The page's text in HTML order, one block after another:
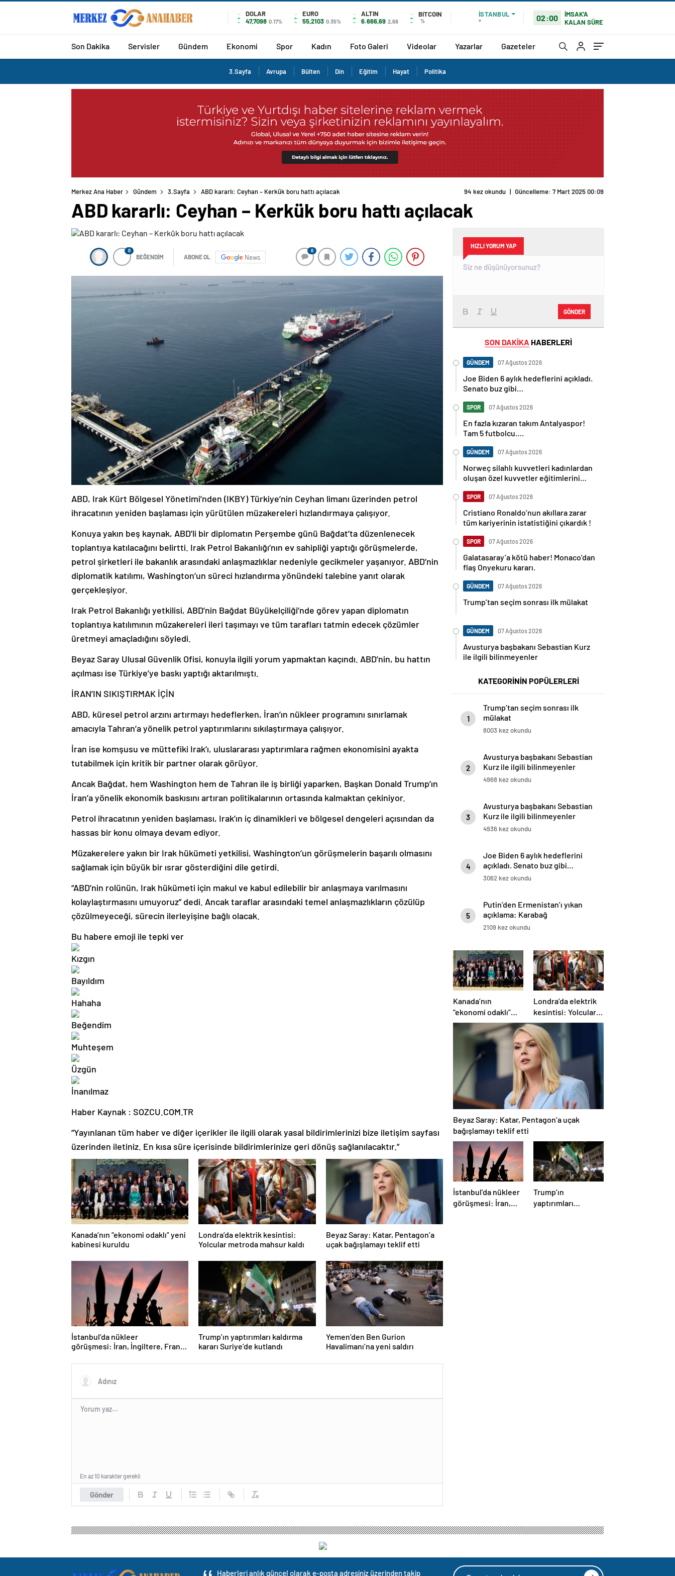
DOLAR
47,7098 0.17%
EURO
55,2103 0.35%
ALTIN
6.666,69 2,68
BITCOIN
%
İSTANBUL
°
02:00
İMSAK'A
KALAN SÜRE
Son Dakika Servisler Gündem Ekonomi Spor Kadın Foto Galeri Videolar Yazarlar Gazeteler
3.Sayfa Avrupa Bülten Din Eğitim Hayat Politika
Merkez Ana Haber Gündem 3.Sayfa ABD kararlı: Ceyhan – Kerkük boru hattı açılacak 94 kez okundu | Güncelleme: 7 Mart 2025 00:09
ABD kararlı: Ceyhan – Kerkük boru hattı açılacak
0
BEĞENDİM ABONE OL News
0
ABD, Irak Kürt Bölgesel Yönetimi’nden (IKBY) Türkiye’nin Ceyhan limanı üzerinden petrol
ihracatının yeniden başlaması için yürütülen müzakereleri hızlandırmaya çalışıyor.
Konuya yakın beş kaynak, ABD’li bir diplomatın Perşembe günü Bağdat’ta düzenlenecek
toplantıya katılacağını belirtti. Irak Petrol Bakanlığı’nın ev sahipliği yaptığı görüşmelerde,
petrol şirketleri ile bakanlık arasındaki anlaşmazlıklar nedeniyle gecikmeler yaşanıyor. ABD’nin
diplomatik katılımı, Washington’un süreci hızlandırma yönündeki talebine yanıt olarak
gerçekleşiyor.
Irak Petrol Bakanlığı yetkilisi, ABD’nin Bağdat Büyükelçiliği’nde görev yapan diplomatın
toplantıya katılımının müzakereleri ileri taşımayı ve tüm tarafları tatmin edecek çözümler
üretmeyi amaçladığını söyledi.
Beyaz Saray Ulusal Güvenlik Ofisi, konuyla ilgili yorum yapmaktan kaçındı. ABD’nin, bu hattın
açılması ise Türkiye’ye baskı yaptığı aktarılmıştı.
İRAN’IN SIKIŞTIRMAK İÇİN
ABD, küresel petrol arzını artırmayı hedeflerken, İran’ın nükleer programını sınırlamak
amacıyla Tahran’a yönelik petrol yaptırımlarını sıkılaştırmaya çalışıyor.
İran ise komşusu ve müttefiki Irak’ı, uluslararası yaptırımlara rağmen ekonomisini ayakta
tutabilmek için kritik bir partner olarak görüyor.
Ancak Bağdat, hem Washington hem de Tahran ile iş birliği yaparken, Başkan Donald Trump’ın
İran’a yönelik ekonomik baskısını artıran politikalarının ortasında kalmaktan çekiniyor.
Petrol ihracatının yeniden başlaması, Irak’ın iç dinamikleri ve bölgesel dengeleri açısından da
hassas bir konu olmaya devam ediyor.
Müzakerelere yakın bir Irak hükümeti yetkilisi, Washington’un görüşmelerin başarılı olmasını
sağlamak için büyük bir ısrar gösterdiğini dile getirdi.
“ABD’nin rolünün, Irak hükümeti için makul ve kabul edilebilir bir anlaşmaya varılmasını
kolaylaştırmasını umuyoruz” dedi. Ancak taraflar arasındaki temel anlaşmazlıkların çözülüp
çözülmeyeceği, sürecin ilerleyişine bağlı olacak.
Bu habere emoji ile tepki ver
Haber Kaynak : SOZCU.COM.TR
“Yayınlanan tüm haber ve diğer içerikler ile ilgili olarak yasal bildirimlerinizi bize iletişim sayfası
üzerinden iletiniz. En kısa süre içerisinde bildirimlerinize geri dönüş sağlanılacaktır.”
Kanada’nın “ekonomi odaklı” yeni
kabinesi kuruldu
Londra’da elektrik kesintisi:
Yolcular metroda mahsur kaldı
Beyaz Saray: Katar, Pentagon’a
uçak bağışlamayı teklif etti
İstanbul’da nükleer
görüşmesi: İran, İngiltere, Fransa
Trump’ın yaptırımları kaldırma
kararı Suriye’de kutlandı
Yemen’den Ben Gurion
Havalimanı’na yeni saldırı
Gönder
En az 10 karakter gerekli
HIZLI YORUM YAP
GÖNDER
SON DAKİKA HABERLERİ
GÜNDEM 07 Ağustos 2026
Joe Biden 6 aylık hedeflerini açıkladı.
Senato buz gibi…
SPOR 07 Ağustos 2026
En fazla kızaran takım Antalyaspor!
Tam 5 futbolcu….
GÜNDEM 07 Ağustos 2026
Norweç silahlı kuvvetleri kadınlardan
oluşan özel kuvvetler eğitimlerini
SPOR 07 Ağustos 2026
Cristiano Ronaldo’nun akıllara zarar
tüm kariyerinin istatistiğini çıkardık !
SPOR 07 Ağustos 2026
Galatasaray’a kötü haber! Monaco’dan
flaş Onyekuru kararı.
GÜNDEM 07 Ağustos 2026
Trump’tan seçim sonrası ilk mülakat
GÜNDEM 07 Ağustos 2026
Avusturya başbakanı Sebastian Kurz
ile ilgili bilinmeyenler
KATEGORİNİN POPÜLERLERİ
1
Trump’tan seçim sonrası ilk
mülakat
8003 kez okundu
2
Avusturya başbakanı Sebastian
Kurz ile ilgili bilinmeyenler
4968 kez okundu
3
Avusturya başbakanı Sebastian
Kurz ile ilgili bilinmeyenler
4936 kez okundu
4
Joe Biden 6 aylık hedeflerini
açıkladı. Senato buz gibi…
3062 kez okundu
5
Putin’den Ermenistan’ı yıkan
açıklama: Karabağ
Azerbaycan’ın ayrılmaz bir
2109 kez okundu
Kanada’nın
“ekonomi odaklı”
yeni kabinesi
kuruldu
Londra’da elektrik
kesintisi: Yolcular
metroda mahsur
kaldı
Beyaz Saray: Katar, Pentagon’a uçak
bağışlamayı teklif etti
İstanbul’da nükleer
görüşmesi: İran,
Trump’ın
yaptırımları
Haberleri anlık güncel olarak e-posta adresiniz üzerinden takip